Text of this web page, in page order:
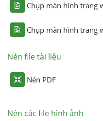
Chụp màn hình trang
Chụp màn hình trang
Nén file tài liệu
Nén PDF
Nén các file hình ảnh